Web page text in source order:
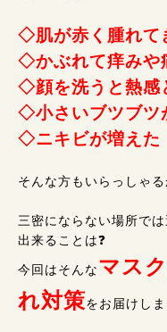
◇肌が赤く腫れて
◇かぶれて痒みや
◇顔を洗うと熱感
◇小さいブツブツ
◇ニキビが増えた
そんな方もいらっしゃ
三密にならない場所で
出来ることは❓
今回はそんなマス
れ対策をお届けしま